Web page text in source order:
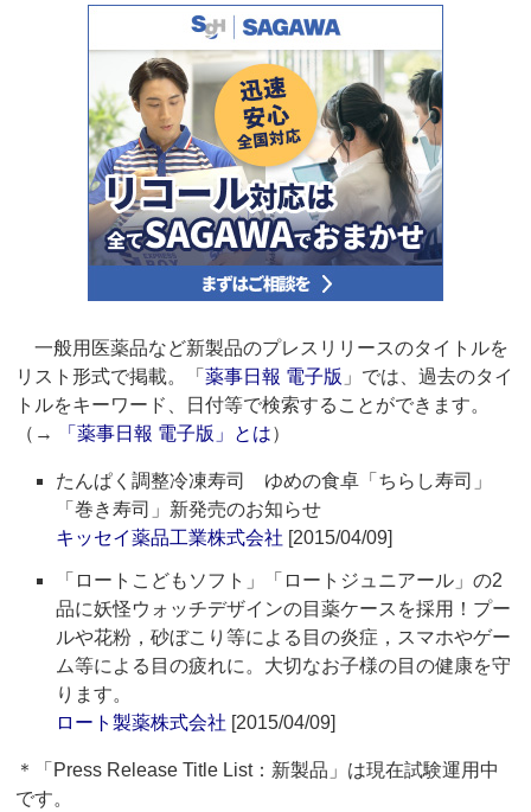
一般用医薬品など新製品のプレスリリースのタイトルを
リスト形式で掲載。「薬事日報 電子版 」では、過去のタイ
トルをキーワード、日付等で検索することができます。
（→
「薬事日報 電子版」とは）
たんぱく調整冷凍寿司 ゆめの食卓「ちらし寿司」
「巻き寿司」新発売のお知らせ
キッセイ薬品工業株式会社 [2015/04/09]
「ロートこどもソフト」「ロートジュニアール」の2
品に妖怪ウォッチデザインの目薬ケースを採用！プー
ルや花粉，砂ぼこり等による目の炎症，スマホやゲー
ム等による目の疲れに。大切なお子様の目の健康を守
ります。
ロート製薬株式会社 [2015/04/09]
＊「Press Release Title List：新製品」は現在試験運用中
です。